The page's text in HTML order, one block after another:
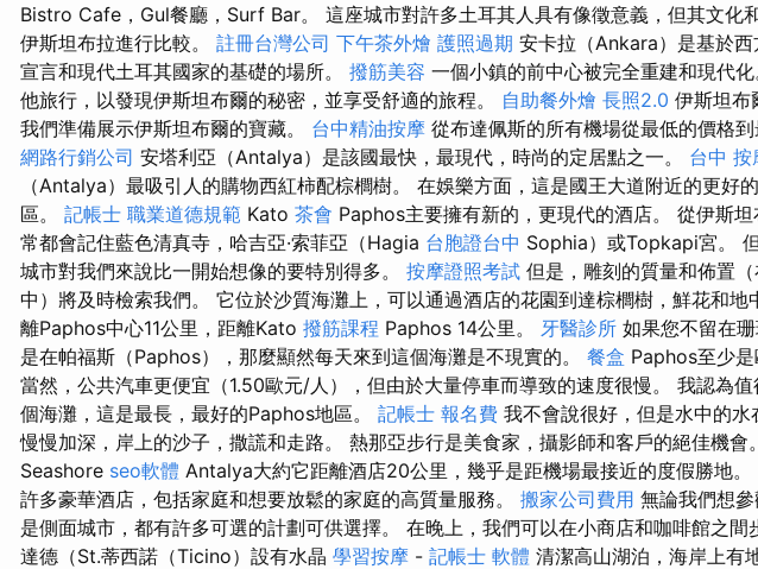
Bistro Cafe，Gul餐廳，Surf Bar。 這座城市對許多土耳其人具有像徵意義，但其文化
伊斯坦布拉進行比較。 註冊台灣公司 下午茶外燴 護照過期 安卡拉（Ankara）是基於
宣言和現代土耳其國家的基礎的場所。 撥筋美容 一個小鎮的前中心被完全重建和現代
他旅行，以發現伊斯坦布爾的秘密，並享受舒適的旅程。 自助餐外燴 長照2.0 伊斯坦布
我們準備展示伊斯坦布爾的寶藏。 台中精油按摩 從布達佩斯的所有機場從最低的價格到
網路行銷公司 安塔利亞（Antalya）是該國最快，最現代，時尚的定居點之一。 台中 按
（Antalya）最吸引人的購物西紅柿配棕櫚樹。 在娛樂方面，這是國王大道附近的更好
區。 記帳士 職業道德規範 Kato 茶會 Paphos主要擁有新的，更現代的酒店。 從伊斯坦
常都會記住藍色清真寺，哈吉亞·索菲亞（Hagia 台胞證台中 Sophia）或Topkapi宮。
城市對我們來說比一開始想像的要特別得多。 按摩證照考試 但是，雕刻的質量和佈置
中）將及時檢索我們。 它位於沙質海灘上，可以通過酒店的花園到達棕櫚樹，鮮花和地
離Paphos中心11公里，距離Kato 撥筋課程 Paphos 14公里。 牙醫診所 如果您不留在
是在帕福斯（Paphos），那麼顯然每天來到這個海灘是不現實的。 餐盒 Paphos至少是
當然，公共汽車更便宜（1.50歐元/人），但由於大量停車而導致的速度很慢。 我認為
個海灘，這是最長，最好的Paphos地區。 記帳士 報名費 我不會說很好，但是水中的水
慢慢加深，岸上的沙子，撒謊和走路。 熱那亞步行是美食家，攝影師和客戶的絕佳機會
Seashore seo軟體 Antalya大約它距離酒店20公里，幾乎是距機場最接近的度假勝地
許多豪華酒店，包括家庭和想要放鬆的家庭的高質量服務。 搬家公司費用 無論我們想
是側面城市，都有許多可選的計劃可供選擇。 在晚上，我們可以在小商店和咖啡館之間
達德（St.蒂西諾（Ticino）設有水晶 學習按摩 - 記帳士 軟體 清潔高山湖泊，海岸上有